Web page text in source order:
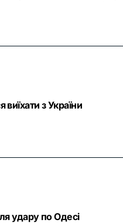
з України
удару по Одесі